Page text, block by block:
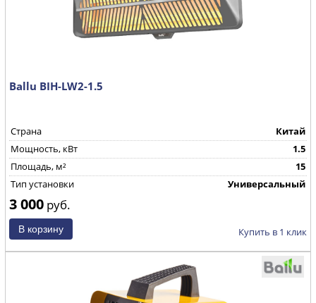
Ballu BIH-LW2-1.5
Страна
Китай
Мощность, кВт
1.5
Площадь, м²
15
Тип установки
Универсальный
3 000 руб.
Купить в 1 клик